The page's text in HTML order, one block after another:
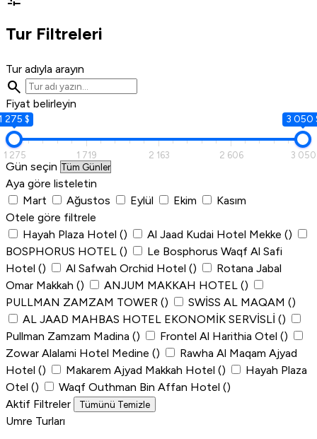
Tur Filtreleri
Tur adıyla arayın
search
Fiyat belirleyin
275 $ 3 050
1 275 1 719 2 163 2 606 3 050
Gün seçin
Aya göre listeletin
Mart
Ağustos Eylül Ekim
Kasım
Otele göre filtrele
Hayah Plaza Hotel () Al Jaad Kudai Hotel Mekke ()
BOSPHORUS HOTEL ()
Le Bosphorus Waqf Al Safi
Hotel () Al Safwah Orchid Hotel ()
Rotana Jabal
Omar Makkah () ANJUM MAKKAH HOTEL ()
PULLMAN ZAMZAM TOWER () SWİSS AL MAQAM ()
AL JAAD MAHBAS HOTEL EKONOMİK SERVİSLİ ()
Pullman Zamzam Madina () Frontel Al Harithia Otel ()
Zowar Alalami Hotel Medine ()
Rawha Al Maqam Ajyad
Hotel () Makarem Ajyad Makkah Hotel ()
Hayah Plaza
Otel () Waqf Outhman Bin Affan Hotel ()
Aktif Filtreler
Tümünü Temizle
Umre Turları